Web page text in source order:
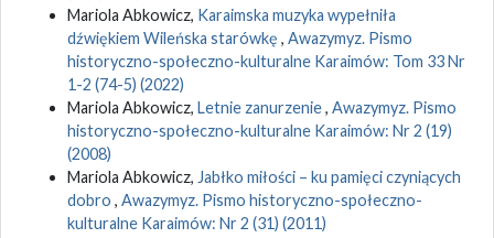
Mariola Abkowicz, Karaimska muzyka wypełniła
dźwiękiem Wileńska starówkę , Awazymyz. Pismo
historyczno-społeczno-kulturalne Karaimów: Tom 33 Nr
1-2 (74-5) (2022)
Mariola Abkowicz, Letnie zanurzenie, Awazymyz. Pismo
historyczno-społeczno-kulturalne Karaimów: Nr 2 (19)
(2008)
Mariola Abkowicz, Jabłko miłości – ku pamięci czyniących
dobro , Awazymyz. Pismo historyczno-społeczno-
kulturalne Karaimów: Nr 2 (31) (2011)